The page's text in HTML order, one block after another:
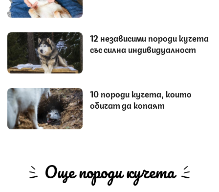
12 независими породи кучета
със силна индивидуалност
10 породи кучета, които
обичат да копаят
Още породи кучета